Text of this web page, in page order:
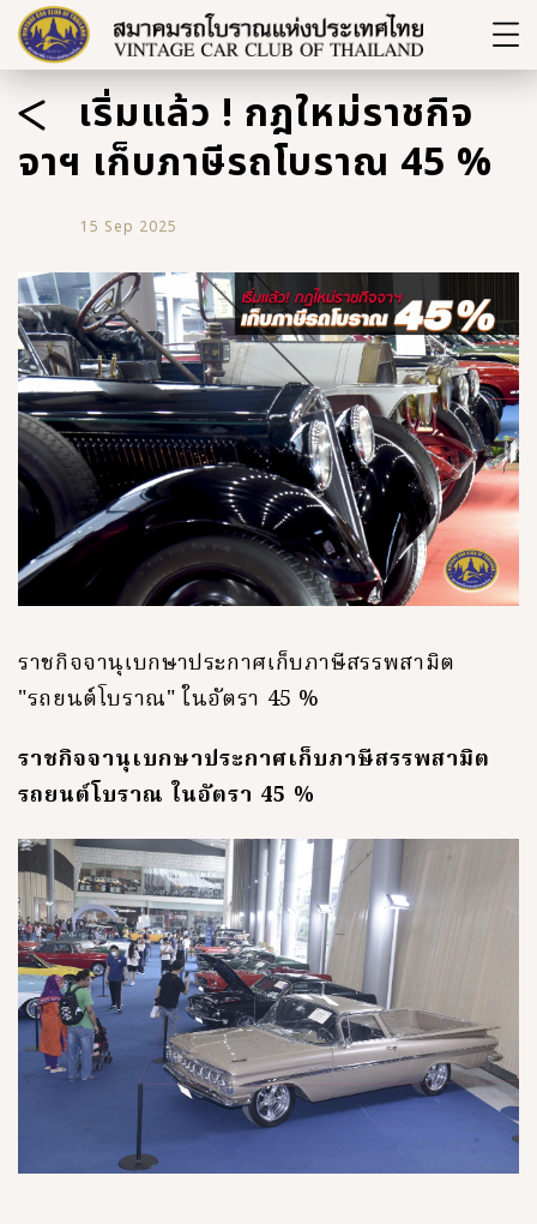
เริ่มแล้ว ! กฎใหม่ราชกิจ
จาฯ เก็บภาษีรถโบราณ 45 %
15 Sep 2025
ราชกิจจานุเบกษาประกาศเก็บภาษีสรรพสามิต
"รถยนต์โบราณ" ในอัตรา 45 %
ราชกิจจานุเบกษาประกาศเก็บภาษีสรรพสามิต
รถยนต์โบราณ ในอัตรา 45 %